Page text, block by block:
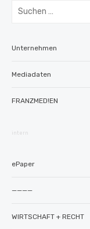
Suchen
Unternehmen
Mediadaten
FRANZMED!EN
intern
ePaper
————
WIRTSCHAFT + RECHT